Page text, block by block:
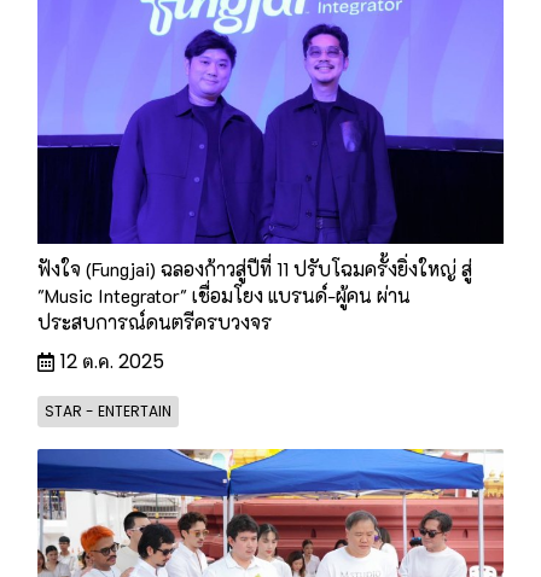
ฟังใจ (Fungjai) ฉลองก้าวสู่ปีที่ 11 ปรับโฉมครั้งยิ่งใหญ่ สู่
"Music Integrator" เชื่อมโยง แบรนด์-ผู้คน ผ่าน
ประสบการณ์ดนตรีครบวงจร
12 ต.ค. 2025
STAR - ENTERTAIN